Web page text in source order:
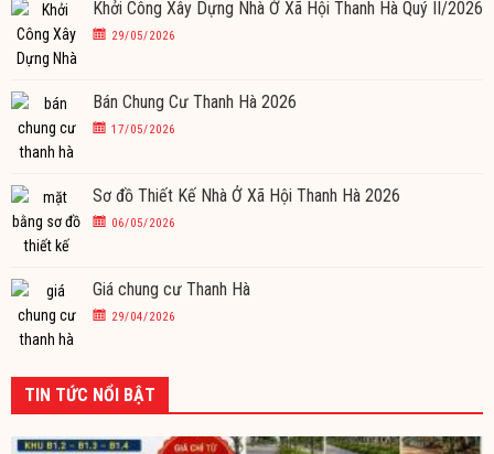
Khởi Công Xây Dựng Nhà Ở Xã Hội Thanh Hà Quý II/2026
29/05/2026
Bán Chung Cư Thanh Hà 2026
17/05/2026
Sơ đồ Thiết Kế Nhà Ở Xã Hội Thanh Hà 2026
06/05/2026
Giá chung cư Thanh Hà
29/04/2026
TIN TỨC NỔI BẬT